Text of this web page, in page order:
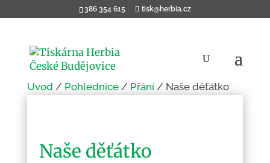
386 354 615 tisk@herbia.cz
Úvod / Pohlednice/ Přání/ Naše děťátko
Naše děťátko